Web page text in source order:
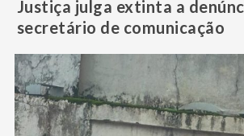
Justiça julga extinta a
secretário de comunicação